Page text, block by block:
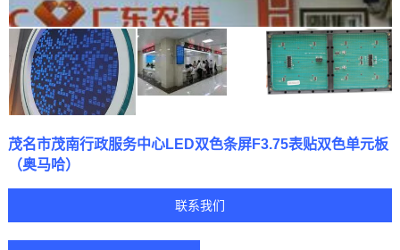
茂名市茂南行政服务中心LED双色条屏F3.75表贴双色单元板
（奥马哈）
联系我们